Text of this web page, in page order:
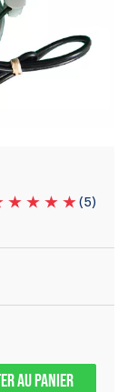
(5)
AU PANIER